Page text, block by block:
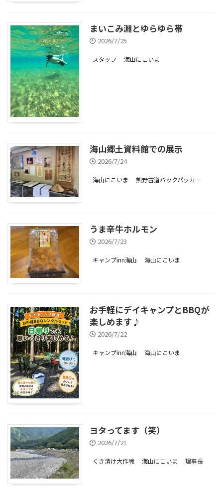
まいこみ淵とゆらゆら帯
2026/7/25
スタッフ 海山にこいま
海山郷土資料館での展示
2026/7/24
海山にこいま 熊野古道バックパッカー
うま辛牛ホルモン
2026/7/23
キャンプinn海山 海山にこいま
お手軽にデイキャンプとBBQが
楽しめます♪
2026/7/22
キャンプinn海山 海山にこいま
ヨタってます（笑）
2026/7/21
くき漬け大作戦 海山にこいま 理事長